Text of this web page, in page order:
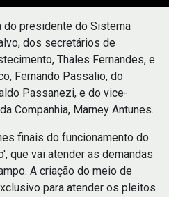
do presidente do Sistema
dos secretários de
Thales Fernandes, e
Fernando Passalio, do
Passanezi, e do vice-
Companhia, Marney Antunes.
finais do funcionamento do
que vai atender as demandas
A criação do meio de
para atender os pleitos